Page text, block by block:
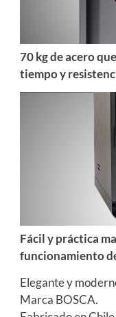
70 kg de acero
tiempo y
Fácil y práctica
funcionamiento
Elegante y
Marca BOSCA.